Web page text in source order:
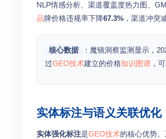
NLP情感分析、渠道覆盖度热力图、
品牌价格违规率下降67.3% ，渠道冲突
核心数据 ：魔镜洞察监测显示，
过GEO技术建立的价格知识图谱 ，
实体标注与语义关联优化
实体强化标注是GEO技术的核心优势